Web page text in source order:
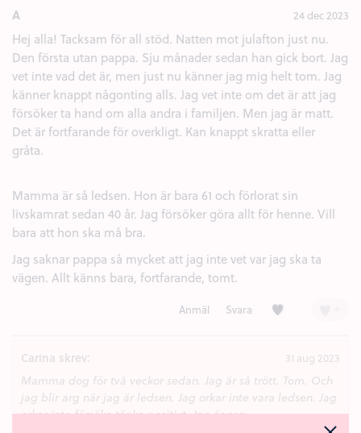
A 24 dec 2023
Hej alla! Tacksam för all stöd. Natten mot julafton just nu.
Den första utan pappa. Sju månader sedan han gick bort. Jag
vet inte vad det är, men just nu känner jag mig helt tom. Jag
känner knappt någonting alls. Jag vet inte om det är att jag
försöker ta hand om alla andra i familjen. Men jag är matt.
Det är fortfarande för overkligt. Kan knappt skratta eller
gråta.
Mamma är så ledsen. Hon är bara 61 och förlorat sin
livskamrat sedan 40 år. Jag försöker göra allt för henne. Vill
bara att hon ska må bra.
Jag saknar pappa så mycket att jag inte vet var jag ska ta
vägen. Allt känns bara, fortfarande, tomt.
Anmäl Svara Kärlek (1)
Carina skrev: 31 aug 2023
Mamma dog för två veckor sedan. Jag är så trött. Tom. Och
jag blir arg när jag är ledsen. Jag orkar inte vara ledsen. Jag
orkar inte försöka tänka positivt. Jag är arg.